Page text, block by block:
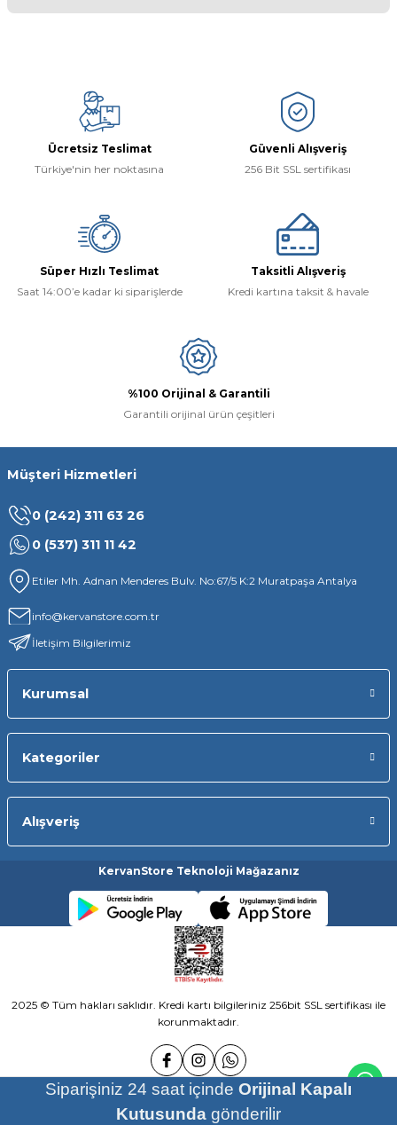
Ürün resmi kalitesiz, bozuk veya görüntülenemiyor.
Bu ürüne benzer farklı alternatifler olmalı.
Gönder
Ücretsiz Teslimat
Türkiye'nin her noktasına
Güvenli Alışveriş
256 Bit SSL sertifikası
Süper Hızlı Teslimat
Saat 14:00’e kadar ki siparişlerde
Taksitli Alışveriş
Kredi kartına taksit & havale
%100 Orijinal & Garantili
Garantili orijinal ürün çeşitleri
Müşteri Hizmetleri
0 (242) 311 63 26
0 (537) 311 11 42
Etiler Mh. Adnan Menderes Bulv. No:67/5 K:2 Muratpaşa Antalya
info@kervanstore.com.tr
İletişim Bilgilerimiz
Kurumsal
Kategoriler
Alışveriş
KervanStore Teknoloji Mağazanız
2025 © Tüm hakları saklıdır. Kredi kartı bilgileriniz 256bit SSL sertifikası ile
korunmaktadır.
Siparişiniz 24 saat içinde Orijinal Kapalı
Kutusunda gönderilir